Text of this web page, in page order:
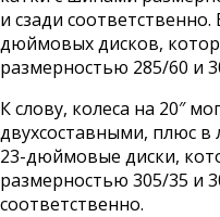
и сзади
дюймовых дисков,
размерностью 285/60 и
К слову, колеса на 20″
двухсоставными, плюс
23-дюймовые диски,
размерностью 305/35 и
соответственно.